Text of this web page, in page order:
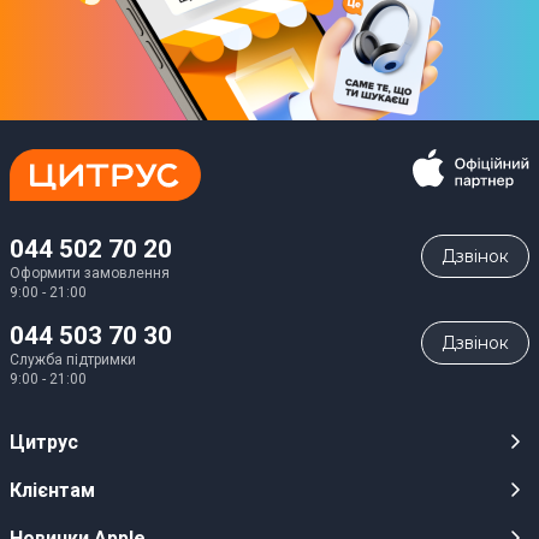
044 502 70 20
Оформити замовлення
9:00 - 21:00
Дзвiнок
044 503 70 30
Служба підтримки
9:00 - 21:00
Дзвiнок
Цитрус
Кар’єра
Клієнтам
Публічні оферти